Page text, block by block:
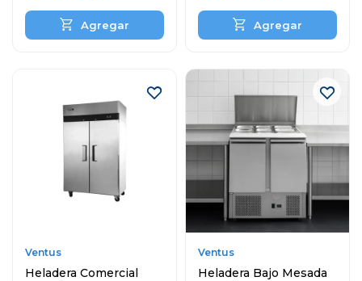
Ventus
Heladera Comercial
Ventus
Heladera Bajo Mesada